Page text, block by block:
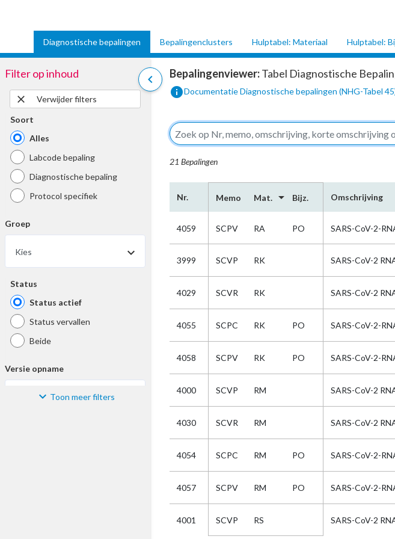
Diagnostische bepalingen Bepalingenclusters Hulptabel: Materiaal Hulptabel:
chevron_left
Filter op inhoud
close
Verwijder filters
Soort
Alles
Labcode bepaling
Diagnostische bepaling
Protocol specifiek
Groep
Kies
Status
Status actief
Status vervallen
Beide
Versie opname
Toon meer filters
Bepalingenviewer:Tabel Diagnostische
infoDocumentatie Diagnostische bepalingen (NHG-Tabel
21 Bepalingen
Nr. Memo Mat. arrow_drop_down Bijz. Omschrijving
4059 SCPV RA PO SARS-CoV-2-
3999 SCVP RK SARS-CoV-2
4029 SCVR RK SARS-CoV-2
4055 SCPC RK PO SARS-CoV-2-
4058 SCPV RK PO SARS-CoV-2-
4000 SCVP RM SARS-CoV-2
4030 SCVR RM SARS-CoV-2
4054 SCPC RM PO SARS-CoV-2-
4057 SCPV RM PO SARS-CoV-2-
4001 SCVP RS SARS-CoV-2